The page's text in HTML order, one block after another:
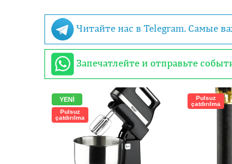
Читайте нас в Telegram. Самые
Запечатлейте и отправьте